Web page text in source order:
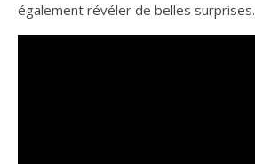
également révéler de belles surprises.